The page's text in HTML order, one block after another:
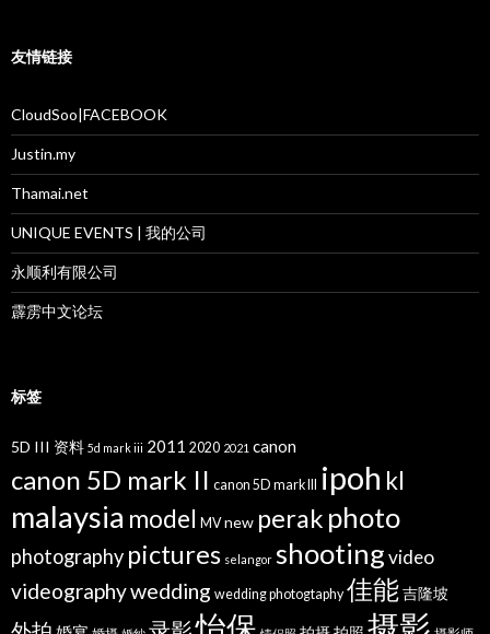
友情链接
CloudSoo|FACEBOOK
Justin.my
Thamai.net
UNIQUE EVENTS | 我的公司
永顺利有限公司
霹雳中文论坛
标签
5D III 资料 5d mark iii 2011 2020 2021 canon
canon 5D mark II canon 5D mark III ipoh kl
malaysia model MV new perak photo
photography pictures selangor shootingvideo
videographywedding wedding photogtaphy 佳能吉隆坡
摄影